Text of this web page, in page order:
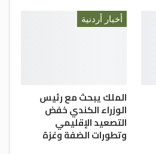
أخبار أردنية
الملك يبحث مع رئيس
الوزراء الكندي خفض
التصعيد الإقليمي
وتطورات الضفة وغزة